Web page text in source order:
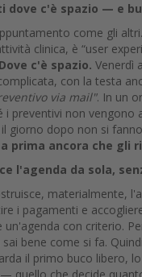
dove c'è spazio — e
come gli
clinica, è “user
Dove c'è spazio. Venerdì
con la testa
via mail". In un
i preventivi non
giorno dopo non si
prima ancora che gli
l'agenda da sola,
materialmente,
i pagamenti e
con criterio.
bene come si fa.
il primo buco libero,